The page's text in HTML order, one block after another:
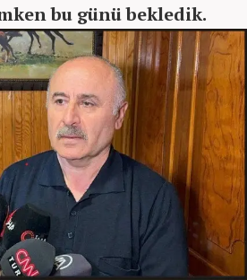
bu günü bekledik.